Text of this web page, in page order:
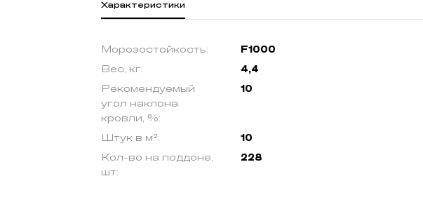
Характеристики
Морозостойкость:
F1000
Вес, кг:
4,4
Рекомендуемый
угол наклона
кровли, %:
10
Штук в м²:
10
Кол-во на поддоне,
шт:
228